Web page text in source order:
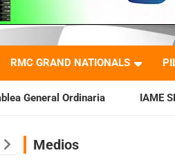
RMC GRAND NATIONALS
IAME SERIES ARGENTINA:
Medios